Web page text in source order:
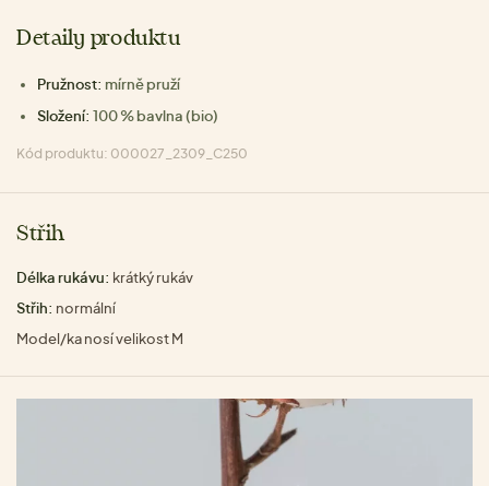
Detaily produktu
Pružnost: mírně pruží
Složení: 100 % bavlna (bio)
Kód produktu: 000027_2309_C250
Střih
Délka rukávu: krátký rukáv
Střih: normální
Model/ka nosí velikost M